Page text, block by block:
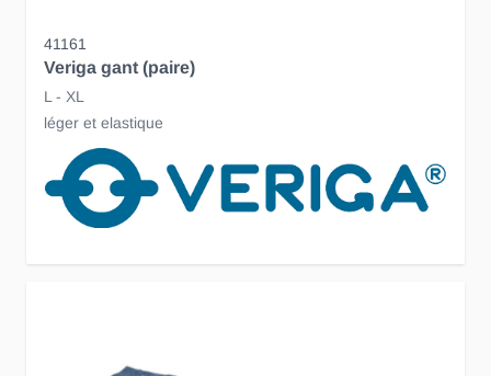
41161
Veriga gant (paire)
L - XL
léger et elastique